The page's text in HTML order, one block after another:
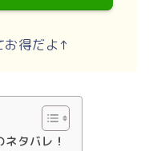
お得だよ↑
タバレ！